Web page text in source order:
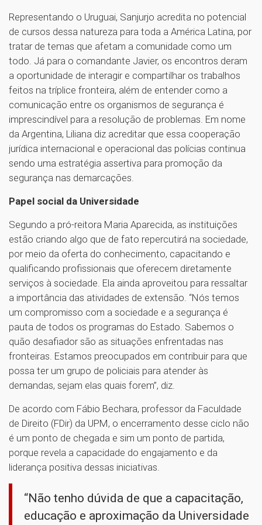
Representando o Uruguai, Sanjurjo acredita no potencial
de cursos dessa natureza para toda a América Latina, por
tratar de temas que afetam a comunidade como um
todo. Já para o comandante Javier, os encontros deram
a oportunidade de interagir e compartilhar os trabalhos
feitos na tríplice fronteira, além de entender como a
comunicação entre os organismos de segurança é
imprescindível para a resolução de problemas. Em nome
da Argentina, Liliana diz acreditar que essa cooperação
jurídica internacional e operacional das polícias continua
sendo uma estratégia assertiva para promoção da
segurança nas demarcações.
Papel social da Universidade
Segundo a pró-reitora Maria Aparecida, as instituições
estão criando algo que de fato repercutirá na sociedade,
por meio da oferta do conhecimento, capacitando e
qualificando profissionais que oferecem diretamente
serviços à sociedade. Ela ainda aproveitou para ressaltar
a importância das atividades de extensão. “Nós temos
um compromisso com a sociedade e a segurança é
pauta de todos os programas do Estado. Sabemos o
quão desafiador são as situações enfrentadas nas
fronteiras. Estamos preocupados em contribuir para que
possa ter um grupo de policiais para atender às
demandas, sejam elas quais forem”, diz.
De acordo com Fábio Bechara, professor da Faculdade
de Direito (FDir) da UPM, o encerramento desse ciclo não
é um ponto de chegada e sim um ponto de partida,
porque revela a capacidade do engajamento e da
liderança positiva dessas iniciativas.
“Não tenho dúvida de que a capacitação,
educação e aproximação da Universidade